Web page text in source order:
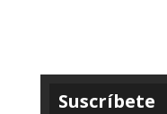
Suscríbete